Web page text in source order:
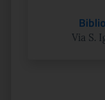
Via S.